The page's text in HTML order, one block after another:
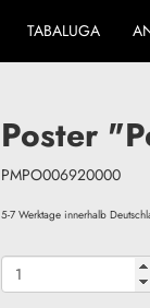
TABALUGA
Poster
PMPO006920000
5-7 Werktage innerhalb